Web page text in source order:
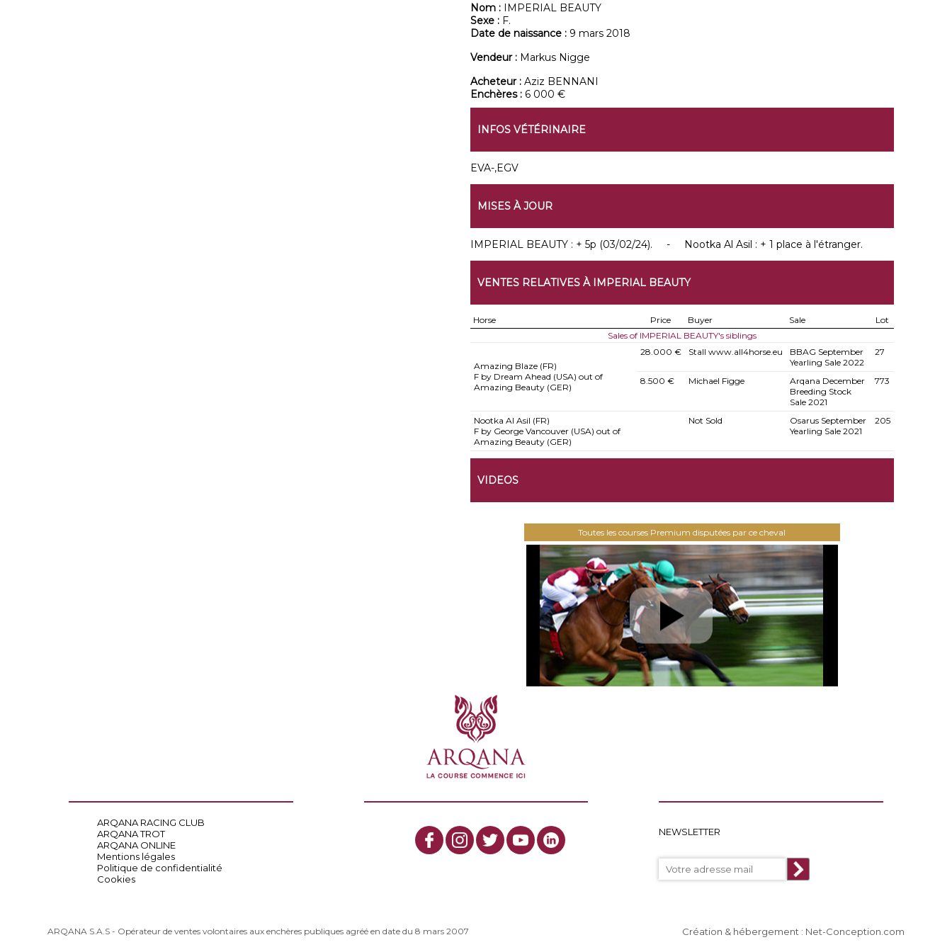
Nom : IMPERIAL BEAUTY
Sexe : F.
Date de naissance : 9 mars 2018
Vendeur : Markus Nigge
Acheteur : Aziz BENNANI
Enchères : 6 000 €
INFOS VÉTÉRINAIRE
EVA-,EGV
MISES À JOUR
IMPERIAL BEAUTY : + 5p (03/02/24). - Nootka Al Asil : + 1 place à l'étranger.
VENTES RELATIVES À IMPERIAL BEAUTY
Horse Price Buyer Sale
Lot
Sales of IMPERIAL BEAUTY's siblings
Amazing Blaze (FR)
F by Dream Ahead (USA) out of
Amazing Beauty (GER)
28.000 € Stall www.all4horse.eu
BBAG September
Yearling Sale 2022
27
8.500 € Michael Figge
Arqana December
Breeding Stock
Sale 2021
773
Nootka Al Asil (FR)
F by George Vancouver (USA) out of
Amazing Beauty (GER)
Not Sold
Osarus September
Yearling Sale 2021
205
VIDEOS
Toutes les courses Premium disputées par ce cheval
ARQANA RACING CLUB
ARQANA TROT
ARQANA ONLINE
Mentions légales
Politique de confidentialité
Cookies
NEWSLETTER
ARQANA S.A.S - Opérateur de ventes volontaires aux enchères publiques agréé en date du 8 mars 2007 Création & hébergement : Net-Conception.com